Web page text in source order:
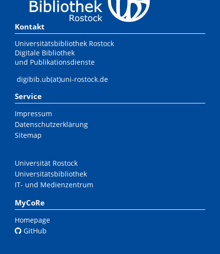
Kontakt
Universitätsbibliothek Rostock
Digitale Bibliothek
und Publikationsdienste
digibib.ub(at)uni-rostock.de
Service
Impressum
Datenschutzerklärung
Sitemap
Universität Rostock
Universitätsbibliothek
IT- und Medienzentrum
MyCoRe
Homepage
GitHub